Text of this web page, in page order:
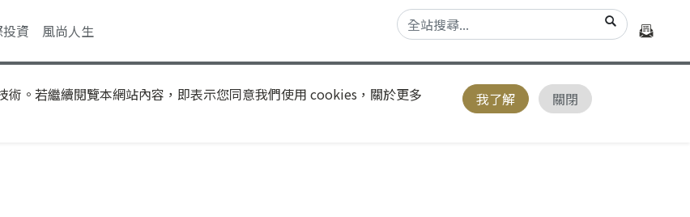
資 風尚人生
。若繼續閱覽本網站內容，即表示您同意我們使用 cookies，關於更多
我了解 關閉